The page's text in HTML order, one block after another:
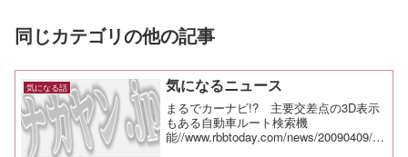
同じカテゴリの他の記事
気になる話 気になるニュース
まるでカーナビ!? 主要交差点の3D表示
もある自動車ルート検索機
能//www.rbbtoday.com/news/20090409/59